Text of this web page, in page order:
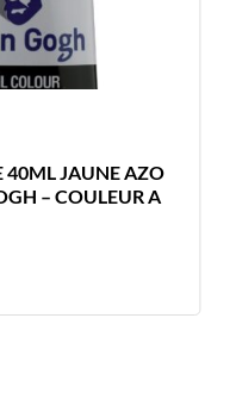
40ML JAUNE AZO
– COULEUR A